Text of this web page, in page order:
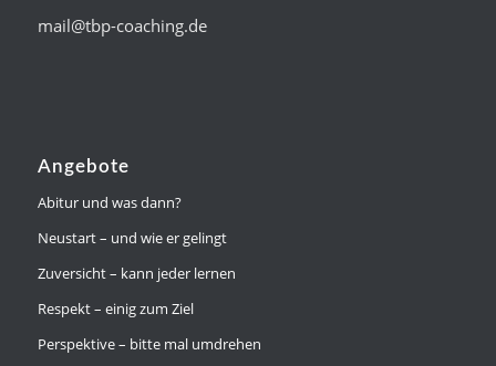
mail@tbp-coaching.de
Angebote
Abitur und was dann?
Neustart – und wie er gelingt
Zuversicht – kann jeder lernen
Respekt – einig zum Ziel
Perspektive – bitte mal umdrehen